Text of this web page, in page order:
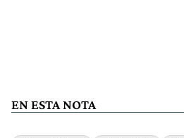
EN ESTA NOTA